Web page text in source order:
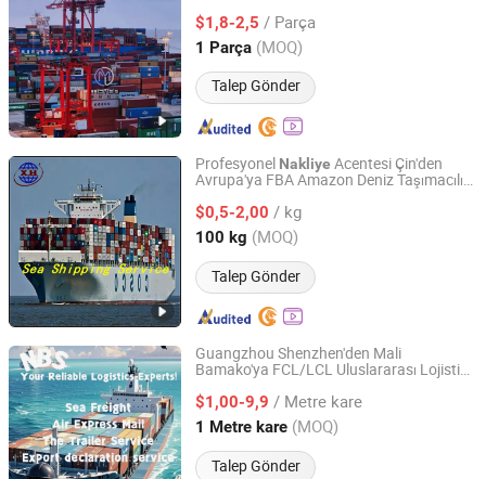
$1,8-2,5 / Parça
1 Parça (MOQ)
Talep Gönder
Guangdong, China Fiyat 2025
Profesyonel Nakliye Acentesi Çin'den
Avrupa'ya FBA Amazon Deniz Taşımacılığı
$0,5-2,00 / kg
100 kg (MOQ)
Talep Gönder
Fuzhou Sinotrade Xinghang Freight Agency Ltd
Fujian, China Fiyat 2024
Guangzhou Shenzhen'den Mali
Bamako'ya FCL/LCL Uluslararası Lojistik
FOB/DDP/DDU/CIF Deniz Taşımacılığı
Hizmetleri
$1,00-9,9 / Metre kare
1 Metre kare (MOQ)
Talep Gönder
Guangzhou Nuobesi International Logistics Co., Ltd.
Guangdong, China Fiyat 2025